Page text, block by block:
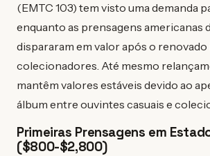
(EMTC 103) tem visto uma demanda
enquanto as prensagens americanas
dispararam em valor após o
colecionadores. Até mesmo
mantêm valores estáveis devido ao
álbum entre ouvintes casuais e
Primeiras Prensagens em
($800-$2,800)